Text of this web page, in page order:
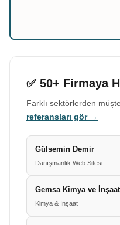
✅ 50+ Firmaya
Farklı sektörlerden
referansları gör →
Gülsemin Demir
Danışmanlık Web Sitesi
Gemsa Kimya ve İnşaat
Kimya & İnşaat